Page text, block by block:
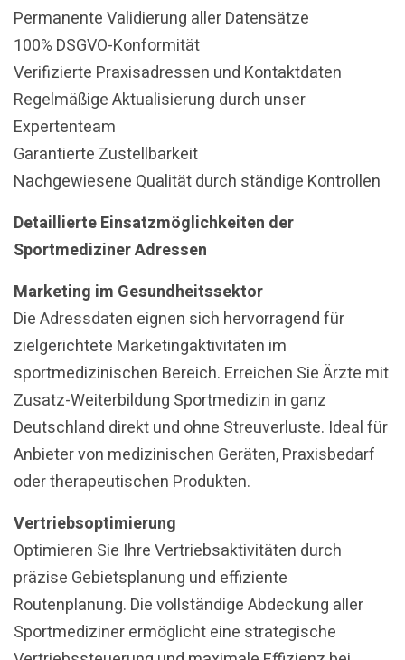
Permanente Validierung aller Datensätze
100% DSGVO-Konformität
Verifizierte Praxisadressen und Kontaktdaten
Regelmäßige Aktualisierung durch unser
Expertenteam
Garantierte Zustellbarkeit
Nachgewiesene Qualität durch ständige Kontrollen
Detaillierte Einsatzmöglichkeiten der
Sportmediziner Adressen
Marketing im Gesundheitssektor
Die Adressdaten eignen sich hervorragend für
zielgerichtete Marketingaktivitäten im
sportmedizinischen Bereich. Erreichen Sie Ärzte mit
Zusatz-Weiterbildung Sportmedizin in ganz
Deutschland direkt und ohne Streuverluste. Ideal für
Anbieter von medizinischen Geräten, Praxisbedarf
oder therapeutischen Produkten.
Vertriebsoptimierung
Optimieren Sie Ihre Vertriebsaktivitäten durch
präzise Gebietsplanung und effiziente
Routenplanung. Die vollständige Abdeckung aller
Sportmediziner ermöglicht eine strategische